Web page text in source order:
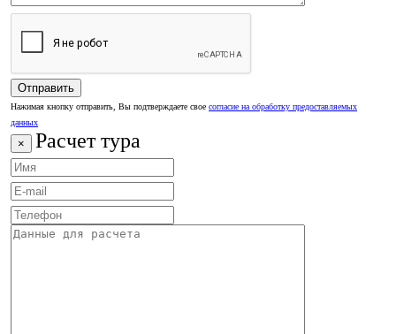
Нажимая кнопку отправить, Вы подтверждаете свое согласие на обработку предоставляемых
данных
× Расчет тура